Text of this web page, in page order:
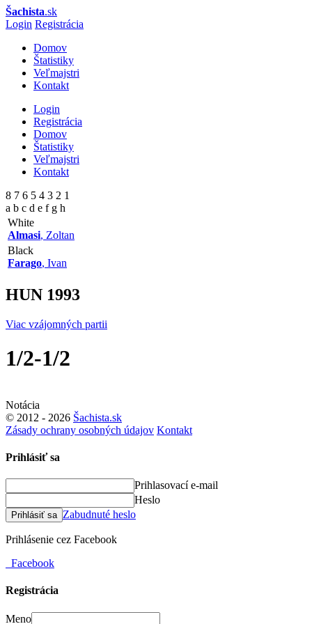
Šachista.sk
Login Registrácia
Domov
Štatistiky
Veľmajstri
Kontakt
Login
Registrácia
Domov
Štatistiky
Veľmajstri
Kontakt
8 7 6 5 4 3 2 1
a b c d e f g h
White
Almasi, Zoltan
Black
Farago, Ivan
HUN 1993
Viac vzájomných partii
1/2-1/2
Notácia
© 2012 - 2026 Šachista.sk
Zásady ochrany osobných údajov Kontakt
Prihlásiť sa
Prihlasovací e-mail
Heslo
Prihlásiť sa Zabudnuté heslo
Prihlásenie cez Facebook
Facebook
Registrácia
Meno